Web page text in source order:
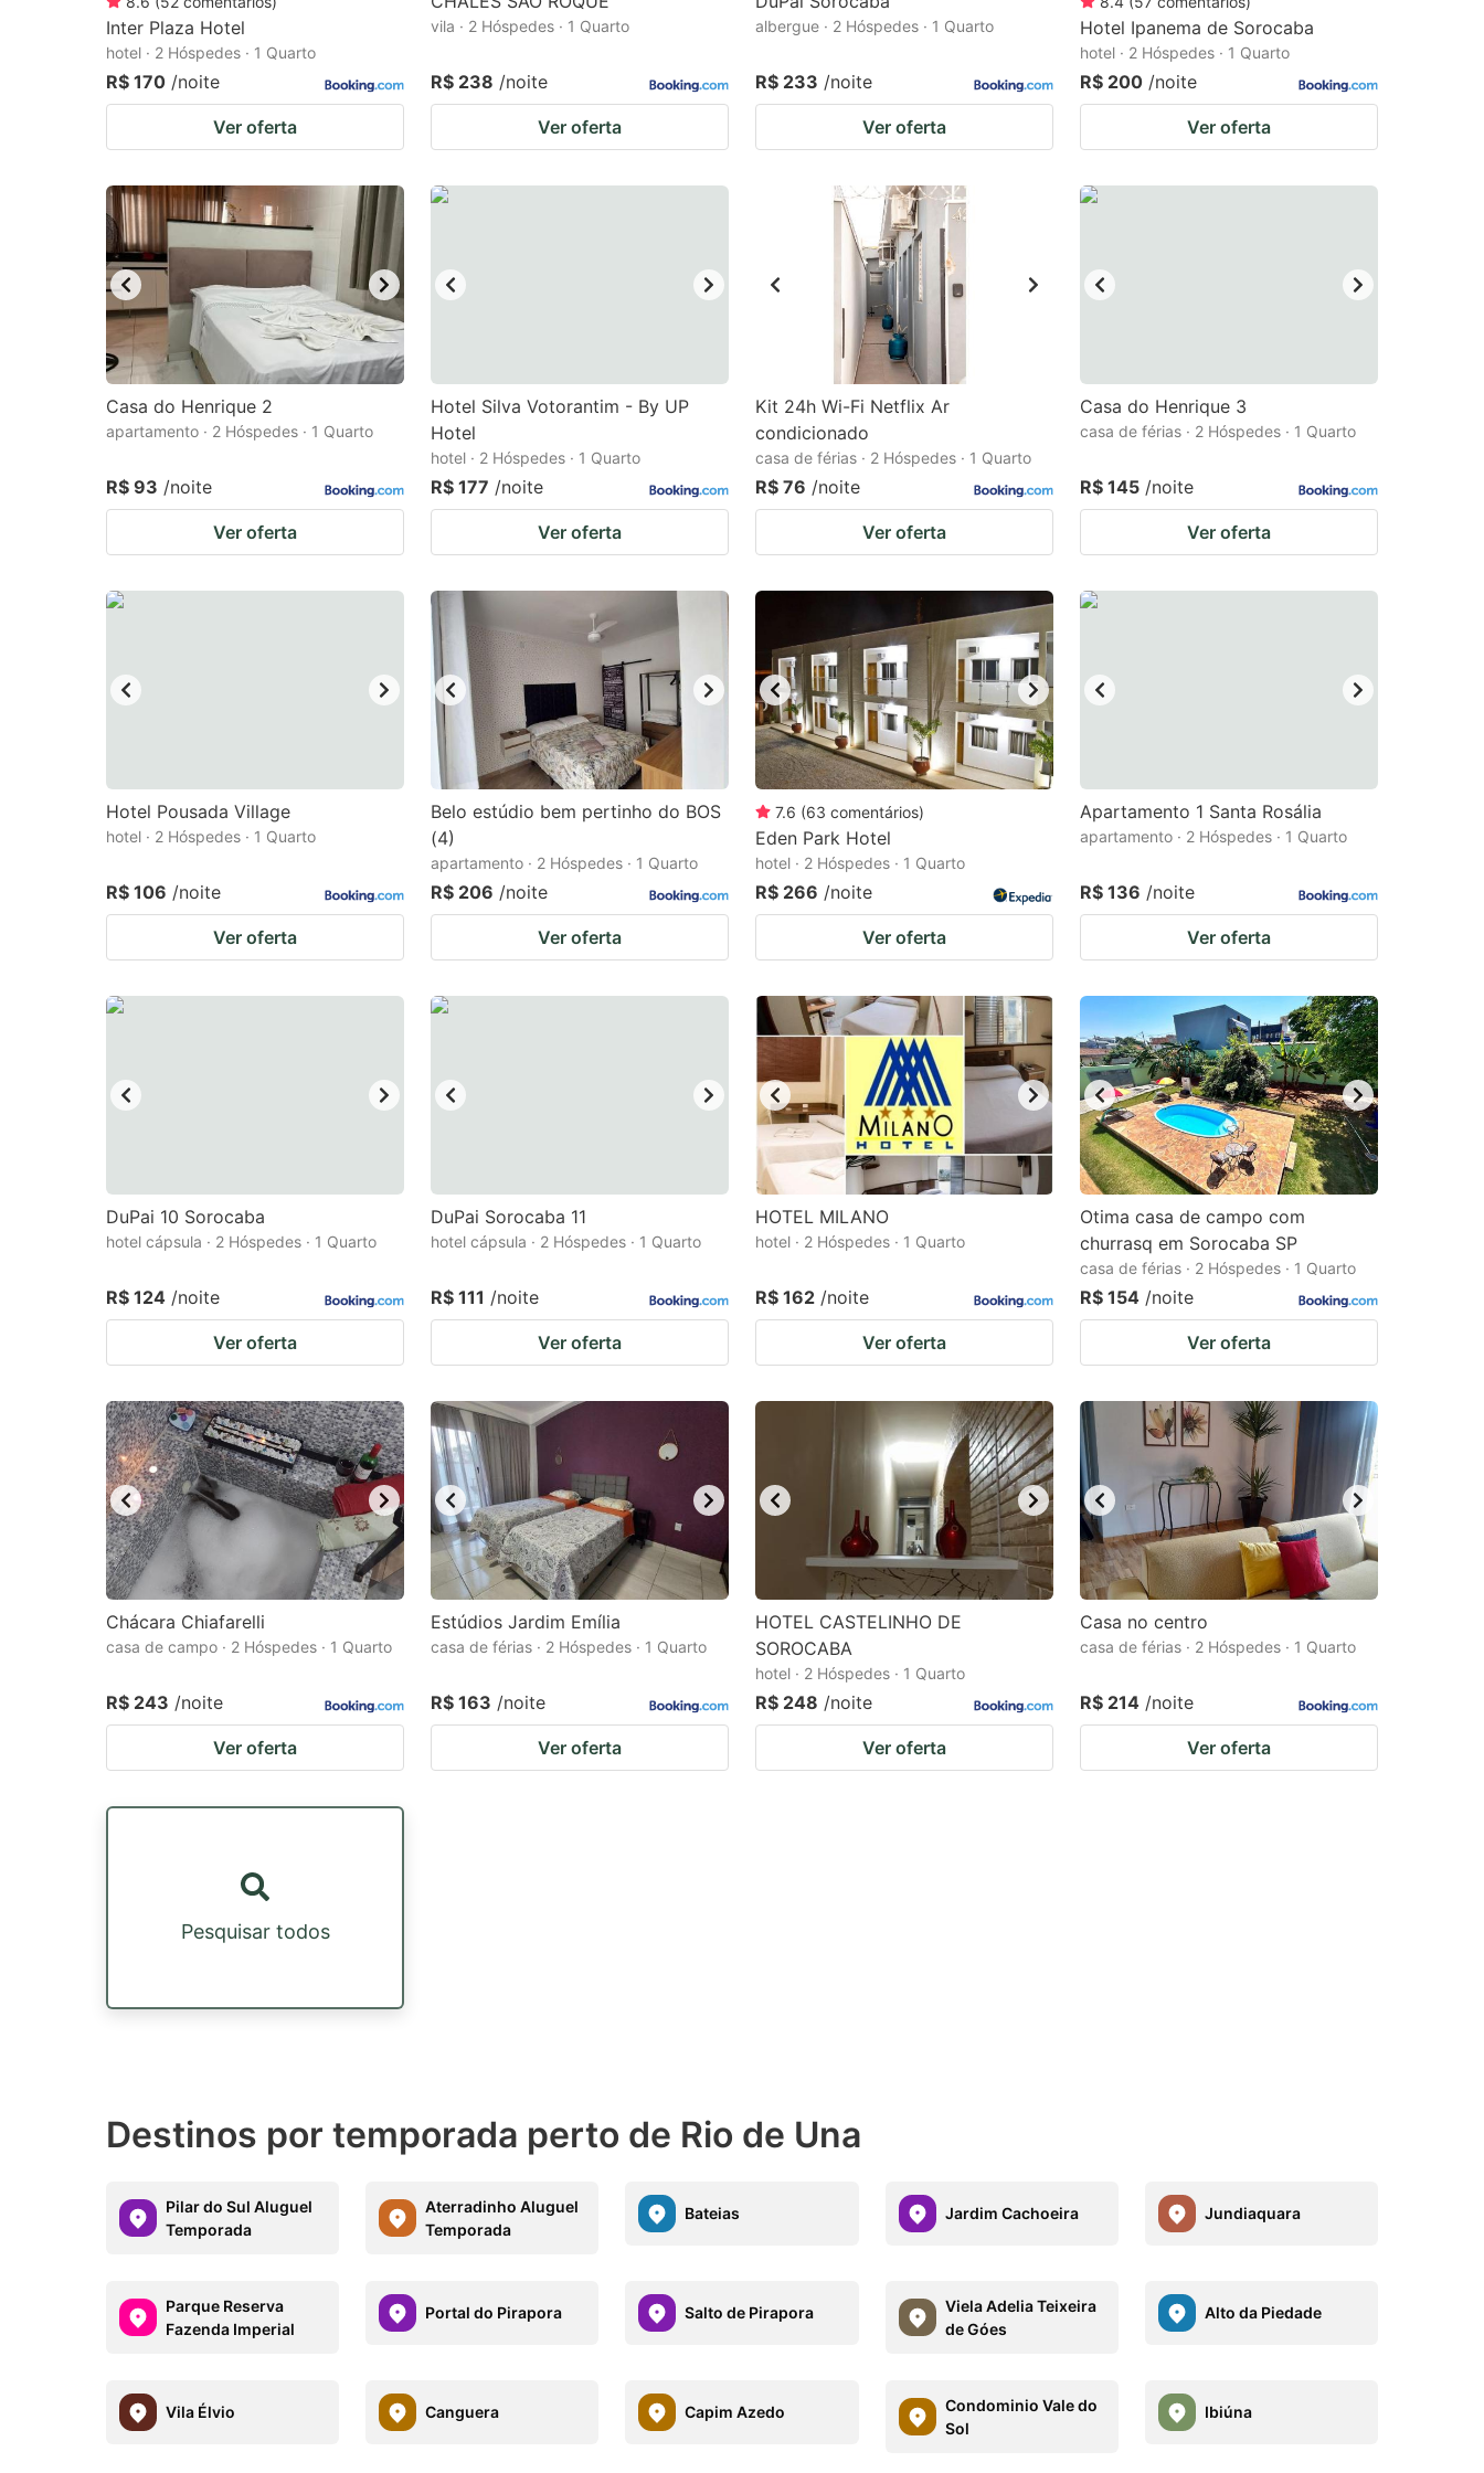
Inter Plaza Hotel
hotel · 2 Hóspedes · 1 Quarto
R$ 170 /noite
Ver oferta
vila · 2 Hóspedes · 1 Quarto
R$ 238 /noite
Ver oferta
albergue · 2 Hóspedes · 1 Quarto
R$ 233 /noite
Ver oferta
Hotel Ipanema de Sorocaba
hotel · 2 Hóspedes · 1 Quarto
R$ 200 /noite
Ver oferta
Casa do Henrique 2
apartamento · 2 Hóspedes · 1 Quarto
R$ 93 /noite
Ver oferta
Hotel Silva Votorantim - By UP
Hotel
hotel · 2 Hóspedes · 1 Quarto
R$ 177 /noite
Ver oferta
Kit 24h Wi-Fi Netflix Ar
condicionado
casa de férias · 2 Hóspedes · 1 Quarto
R$ 76 /noite
Ver oferta
Casa do Henrique 3
casa de férias · 2 Hóspedes · 1 Quarto
R$ 145 /noite
Ver oferta
Hotel Pousada Village
hotel · 2 Hóspedes · 1 Quarto
R$ 106 /noite
Ver oferta
Belo estúdio bem pertinho do BOS
(4)
apartamento · 2 Hóspedes · 1 Quarto
R$ 206 /noite
Ver oferta
7.6 (63 comentários)
Eden Park Hotel
hotel · 2 Hóspedes · 1 Quarto
R$ 266 /noite
Ver oferta
Apartamento 1 Santa Rosália
apartamento · 2 Hóspedes · 1 Quarto
R$ 136 /noite
Ver oferta
DuPai 10 Sorocaba
hotel cápsula · 2 Hóspedes · 1 Quarto
R$ 124 /noite
Ver oferta
DuPai Sorocaba 11
hotel cápsula · 2 Hóspedes · 1 Quarto
R$ 111 /noite
Ver oferta
HOTEL MILANO
hotel · 2 Hóspedes · 1 Quarto
R$ 162 /noite
Ver oferta
Otima casa de campo com
churrasq em Sorocaba SP
casa de férias · 2 Hóspedes · 1 Quarto
R$ 154 /noite
Ver oferta
Chácara Chiafarelli
casa de campo · 2 Hóspedes · 1 Quarto
R$ 243 /noite
Ver oferta
Estúdios Jardim Emília
casa de férias · 2 Hóspedes · 1 Quarto
R$ 163 /noite
Ver oferta
HOTEL CASTELINHO DE
SOROCABA
hotel · 2 Hóspedes · 1 Quarto
R$ 248 /noite
Ver oferta
Casa no centro
casa de férias · 2 Hóspedes · 1 Quarto
R$ 214 /noite
Ver oferta
Pesquisar todos
Destinos por temporada perto de Rio de Una
Pilar do Sul Aluguel
Temporada
Aterradinho Aluguel
Temporada
Bateias Jardim Cachoeira Jundiaquara
Parque Reserva
Fazenda Imperial
Portal do Pirapora Salto de Pirapora
Viela Adelia Teixeira
de Góes
Alto da Piedade
Vila Élvio Canguera Capim Azedo
Condominio Vale do
Sol
Ibiúna